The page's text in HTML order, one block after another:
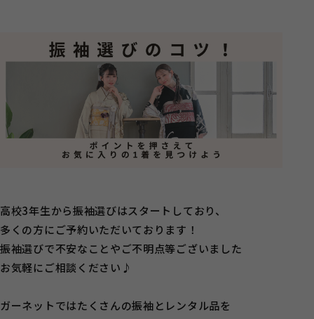
高校3年生から振袖選びはスタートしており、
多くの方にご予約いただいております！
振袖選びで不安なことやご不明点等ございました
お気軽にご相談ください♪
ガーネットではたくさんの振袖とレンタル品を